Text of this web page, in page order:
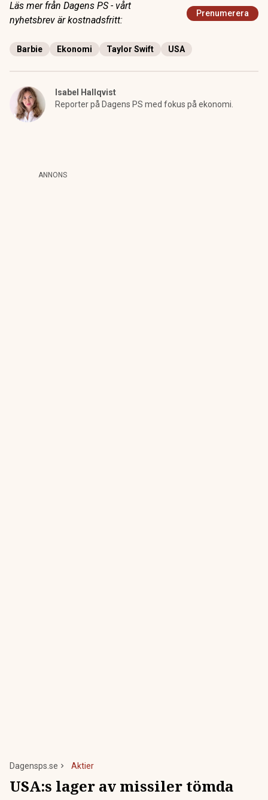
Läs mer från Dagens PS - vårt
nyhetsbrev är kostnadsfritt:
Prenumerera
Barbie Ekonomi Taylor Swift USA
Isabel Hallqvist
Reporter på Dagens PS med fokus på ekonomi.
ANNONS
Dagensps.se Aktier
USA:s lager av missiler tömda